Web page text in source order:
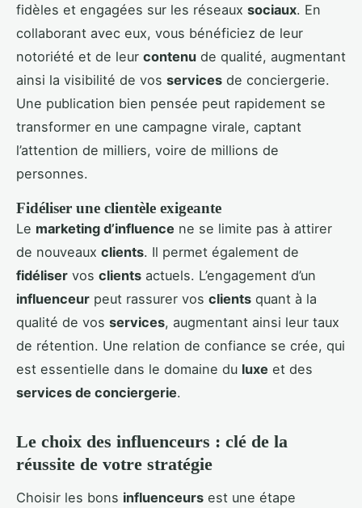
fidèles et engagées sur les réseaux sociaux. En
collaborant avec eux, vous bénéficiez de leur
notoriété et de leur contenu de qualité, augmentant
ainsi la visibilité de vos services de conciergerie.
Une publication bien pensée peut rapidement se
transformer en une campagne virale, captant
l’attention de milliers, voire de millions de
personnes.
Fidéliser une clientèle exigeante
Le marketing d’influence ne se limite pas à attirer
de nouveaux clients. Il permet également de
fidéliser vos clients actuels. L’engagement d’un
influenceur peut rassurer vos clients quant à la
qualité de vos services, augmentant ainsi leur taux
de rétention. Une relation de confiance se crée, qui
est essentielle dans le domaine du luxe et des
services de conciergerie.
Le choix des influenceurs : clé de la
réussite de votre stratégie
Choisir les bons influenceurs est une étape